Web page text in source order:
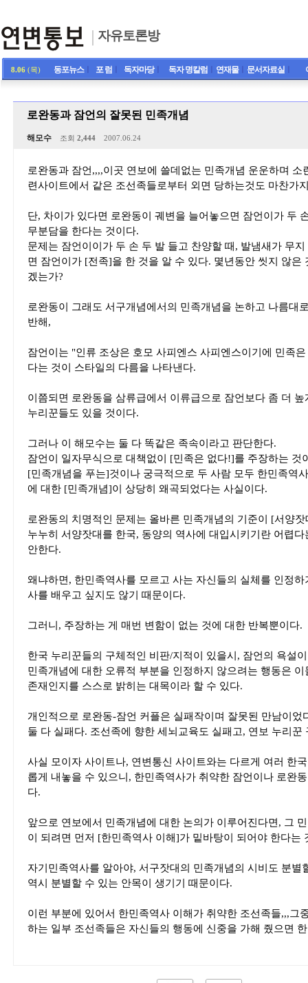
자유토론방
8.06 (목) 동포뉴스ㅣ 포 럼 독자마당ㅣ 독자 명칼럼 연재물ㅣ 문서자료실
로완동과 잠언의 잘못된 민족개념
해모수 조회 2,444 2007.06.24
로완동과 잠언,,,,이곳 연보에 쓸데없는 민족개념 운운하며
련사이트에서 같은 조선족들로부터 외면 당하는것도 마찬가
단, 차이가 있다면 로완동이 궤변을 늘어놓으면 잠언이가 두
무분담을 한다는 것이다.
문제는 잠언이이가 두 손 두 발 들고 찬양할 때, 발냄새가 무
면 잠언이가 [전족]을 한 것을 알 수 있다. 몇년동안 씻지 않은
겠는가?
로완동이 그래도 서구개념에서의 민족개념을 논하고 나름대
반해,
잠언이는 "인류 조상은 호모 사피엔스 사피엔스이기에 민족
다는 것이 스타일의 다름을 나타낸다.
이쯤되면 로완동을 삼류급에서 이류급으로 잠언보다 좀 더
누리꾼들도 있을 것이다.
그러나 이 해모수는 둘 다 똑같은 족속이라고 판단한다.
잠언이 일자무식으로 대책없이 [민족은 없다!]를 주장하는 것
[민족개념을 푸는]것이나 궁극적으로 두 사람 모두 한민족역
에 대한 [민족개념]이 상당히 왜곡되었다는 사실이다.
로완동의 치명적인 문제는 올바른 민족개념의 기준이 [서양
누누히 서양잣대를 한국, 동양의 역사에 대입시키기란 어렵
안한다.
왜냐하면, 한민족역사를 모르고 사는 자신들의 실체를 인정
사를 배우고 싶지도 않기 때문이다.
그러니, 주장하는 게 매번 변함이 없는 것에 대한 반복뿐이다.
한국 누리꾼들의 구체적인 비판/지적이 있을시, 잠언의 욕설
민족개념에 대한 오류적 부분을 인정하지 않으려는 행동은
존재인지를 스스로 밝히는 대목이라 할 수 있다.
개인적으로 로완동-잠언 커플은 실패작이며 잘못된 만남이었
둘 다 실패다. 조선족에 향한 세뇌교육도 실패고, 연보 누리꾼
사실 모이자 사이트나, 연변통신 사이트와는 다르게 여러 한
롭게 내놓을 수 있으니, 한민족역사가 취약한 잠언이나 로완
다.
앞으로 연보에서 민족개념에 대한 논의가 이루어진다면, 그
이 되려면 먼저 [한민족역사 이해]가 밑바탕이 되어야 한다는
자기민족역사를 알아야, 서구잣대의 민족개념의 시비도 분별
역시 분별할 수 있는 안목이 생기기 때문이다.
이런 부분에 있어서 한민족역사 이해가 취약한 조선족들,,,그
하는 일부 조선족들은 자신들의 행동에 신중을 가해 줬으면